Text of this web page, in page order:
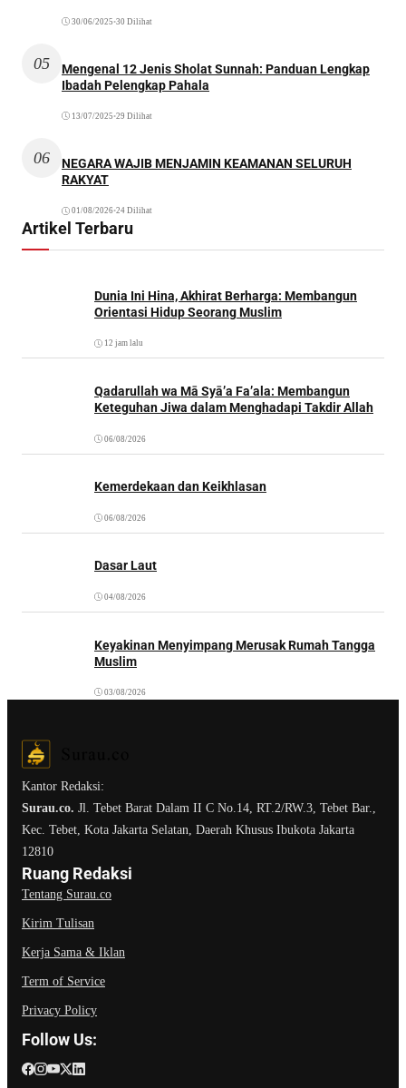
30/06/2025 •30 Dilihat
05
Mengenal 12 Jenis Sholat Sunnah: Panduan Lengkap
Ibadah Pelengkap Pahala
13/07/2025 •29 Dilihat
06
NEGARA WAJIB MENJAMIN KEAMANAN SELURUH
RAKYAT
01/08/2026•24 Dilihat
Artikel Terbaru
Dunia Ini Hina, Akhirat Berharga: Membangun
Orientasi Hidup Seorang Muslim
12 jam lalu
Qadarullah wa Mā Syā’a Fa’ala: Membangun
Keteguhan Jiwa dalam Menghadapi Takdir Allah
06/08/2026
Kemerdekaan dan Keikhlasan
06/08/2026
Dasar Laut
04/08/2026
Keyakinan Menyimpang Merusak Rumah Tangga
Muslim
03/08/2026
Kantor Redaksi:
Surau.co. Jl. Tebet Barat Dalam II C No.14, RT.2/RW.3, Tebet Bar.,
Kec. Tebet, Kota Jakarta Selatan, Daerah Khusus Ibukota Jakarta
12810
Ruang Redaksi
Tentang Surau.co
Kirim Tulisan
Kerja Sama & Iklan
Term of Service
Privacy Policy
Follow Us: